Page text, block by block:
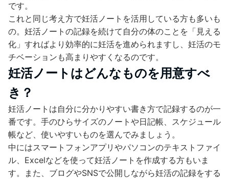
です。
これと同じ考え方で妊活ノートを活用している方も多いも
の。妊活ノートの記録を続けて自分の体のことを「見える
化」すればより効率的に妊活を進められますし、妊活のモ
チベーションも高まりやすくなるのです。
妊活ノートはどんなものを用意すべ
き？
妊活ノートは自分に分かりやすい書き方で記録するのが一
番です。手のひらサイズのノートや日記帳、スケジュール
帳など、使いやすいものを選んでみましょう。
中にはスマートフォンアプリやパソコンのテキストファイ
ル、Excelなどを使って妊活ノートを作成する方もいま
す。また、ブログやSNSで公開しながら妊活の記録をする